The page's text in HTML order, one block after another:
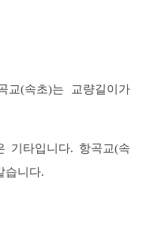
교(속초)는 교량길이가
기타입니다. 항곡교(속
습니다.